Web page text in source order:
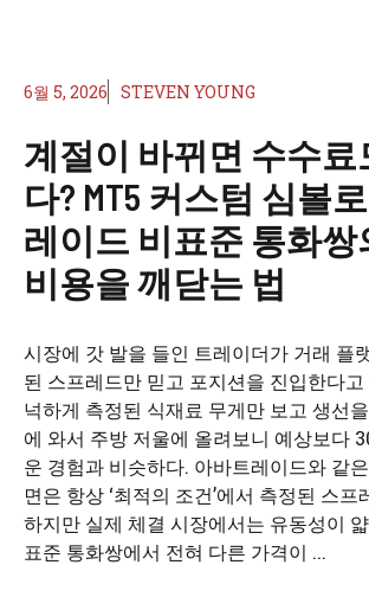
6월 5, 2026 STEVEN YOUNG
계절이 바뀌면 수수료
다? MT5 커스텀 심볼
레이드 비표준 통화쌍
비용을 깨닫는 법
시장에 갓 발을 들인 트레이더가 거래 플
된 스프레드만 믿고 포지션을 진입한다
넉하게 측정된 식재료 무게만 보고 생선
에 와서 주방 저울에 올려보니 예상보다
운 경험과 비슷하다. 아바트레이드와 같
면은 항상 ‘최적의 조건’에서 측정된 스
하지만 실제 체결 시장에서는 유동성이
표준 통화쌍에서 전혀 다른 가격이 ...